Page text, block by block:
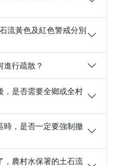
流黃色及紅色警戒分別
進行疏散？
，是否需要全鄉或全村
時，是否一定要強制撤
，農村水保署的土石流